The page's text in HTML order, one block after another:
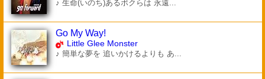
♪ 生命(いのち)あるボクらは 永遠...
Go My Way!
Little Glee Monster
♪ 簡単な夢を 追いかけるよりも あ...